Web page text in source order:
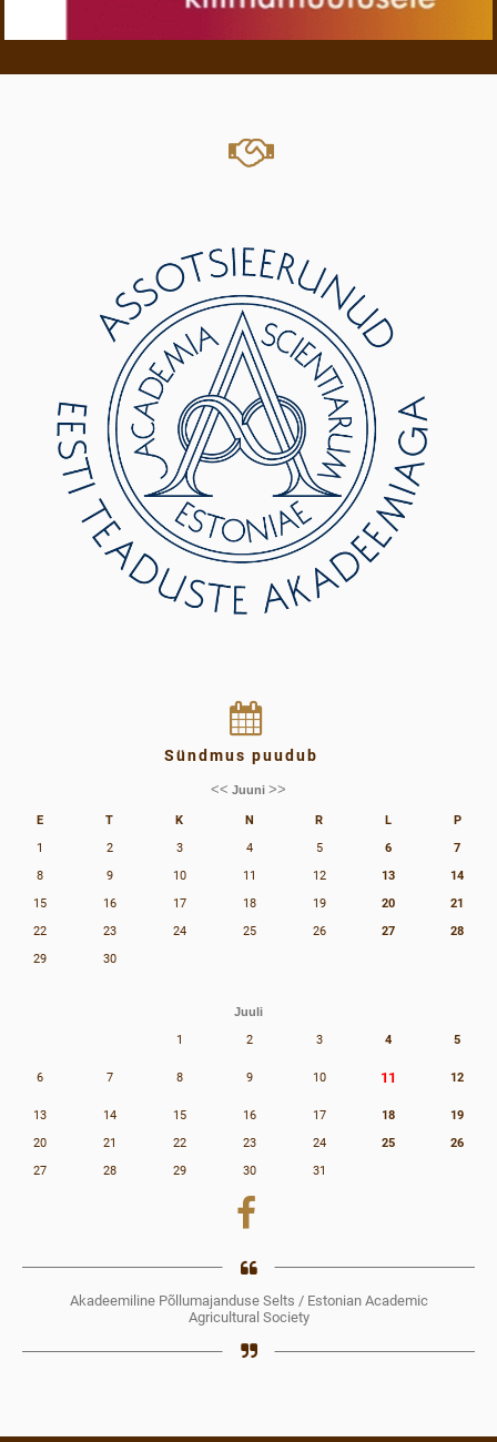
Sündmus puudub
<< Juuni >>
E T K N R L
P
1
2 3 4 5 6
7
8
9 10 11 12 13
14
15
16 17 18 19 20
21
22
23 24 25 26 27
28
29
30
Juuli
1 2 3 4 5
6 7 8 9 10 11 12
13 14 15 16 17 18
19
20
21 22 23 24 25
26
27
28 29 30 31
Akadeemiline Põllumajanduse Selts / Estonian Academic
Agricultural Society